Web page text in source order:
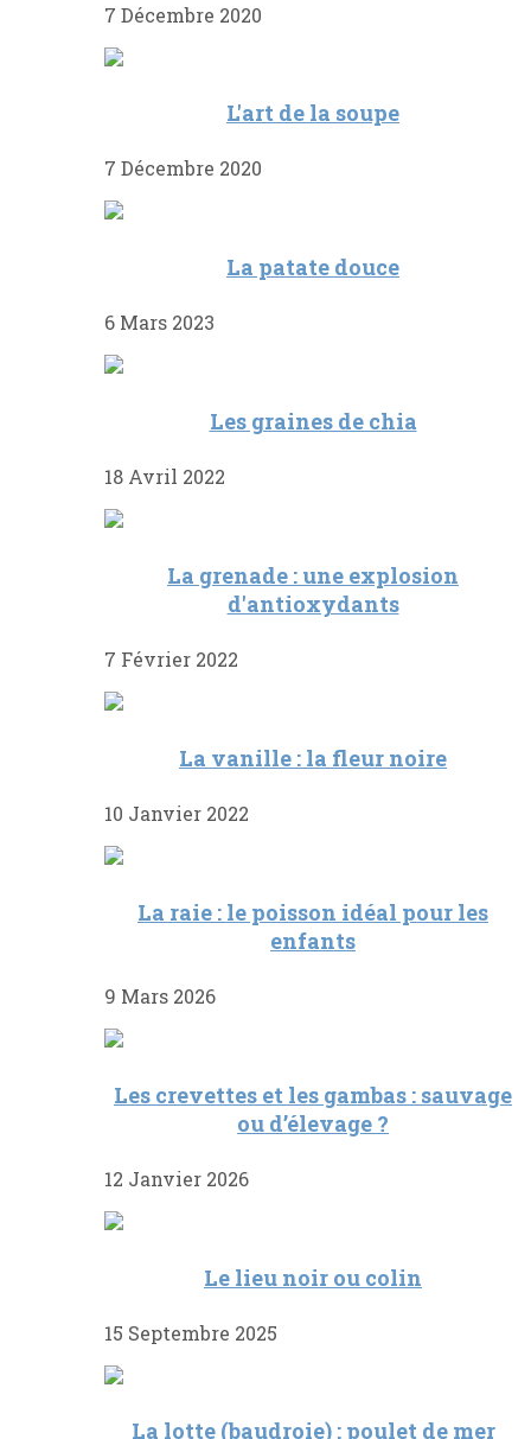
7 Décembre 2020
L'art de la soupe
7 Décembre 2020
La patate douce
6 Mars 2023
Les graines de chia
18 Avril 2022
La grenade : une explosion
d'antioxydants
7 Février 2022
La vanille : la fleur noire
10 Janvier 2022
La raie : le poisson idéal pour les
enfants
9 Mars 2026
Les crevettes et les gambas : sauvage
ou d’élevage ?
12 Janvier 2026
Le lieu noir ou colin
15 Septembre 2025
La lotte (baudroie) : poulet de mer